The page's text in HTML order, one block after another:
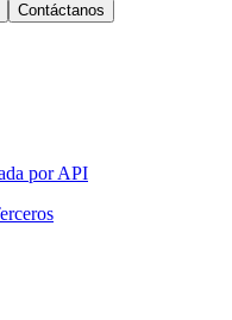
Contáctanos
por API